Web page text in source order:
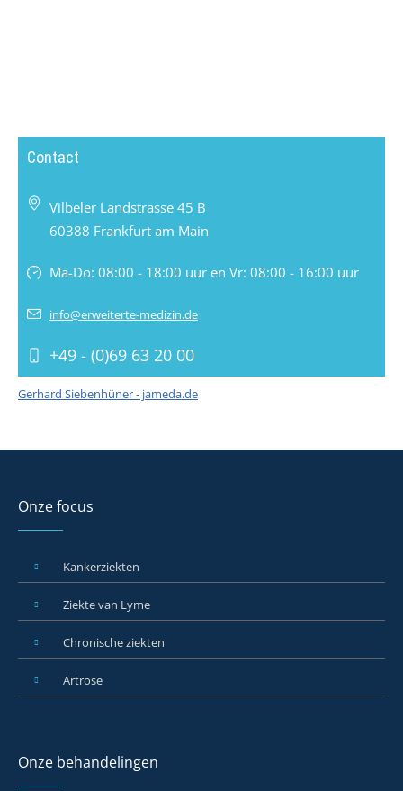
Contact
Vilbeler Landstrasse 45 B
60388 Frankfurt am Main
Ma-Do: 08:00 - 18:00 uur en Vr: 08:00 - 16:00 uur
info@erweiterte-medizin.de
+49 - (0)69 63 20 00
Gerhard Siebenhüner - jameda.de
Onze focus
Kankerziekten
Ziekte van Lyme
Chronische ziekten
Artrose
Onze behandelingen